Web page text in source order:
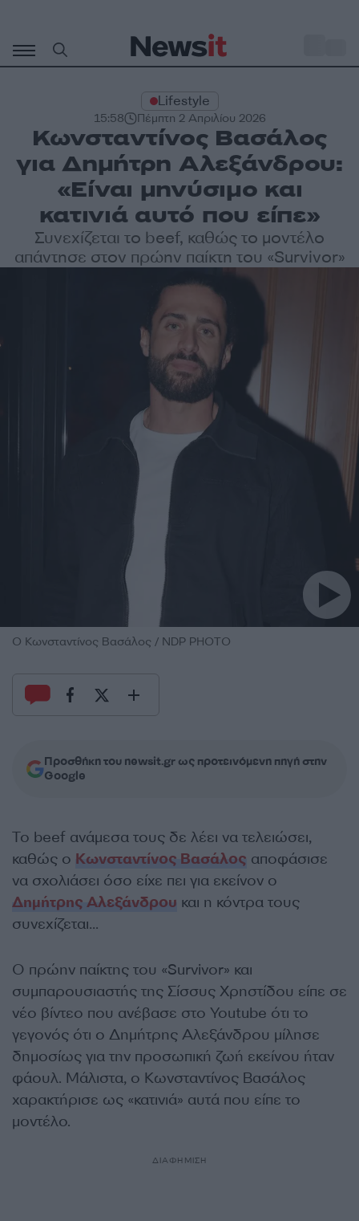
περιεχόμενο
Lifestyle
15:58 Πέμπτη 2 Απριλίου 2026
Κωνσταντίνος Βασάλος
για Δημήτρη Αλεξάνδρου:
«Είναι μηνύσιμο και
κατινιά αυτό που είπε»
Συνεχίζεται το beef, καθώς το μοντέλο
απάντησε στον πρώην παίκτη του «Survivor»
Ο Κωνσταντίνος Βασάλος / NDP PHOTO
Προσθήκη του newsit.gr ως προτεινόμενη πηγή στην
Google
Το beef ανάμεσα τους δε λέει να τελειώσει,
καθώς ο Κωνσταντίνος Βασάλος αποφάσισε
να σχολιάσει όσο είχε πει για εκείνον ο
Δημήτρης Αλεξάνδρου και η κόντρα τους
συνεχίζεται…
Ο πρώην παίκτης του «Survivor» και
συμπαρουσιαστής της Σίσσυς Χρηστίδου είπε σε
νέο βίντεο που ανέβασε στο Youtube ότι το
γεγονός ότι ο Δημήτρης Αλεξάνδρου μίλησε
δημοσίως για την προσωπική ζωή εκείνου ήταν
φάουλ. Μάλιστα, ο Κωνσταντίνος Βασάλος
χαρακτήρισε ως «κατινιά» αυτά που είπε το
μοντέλο.
ΔΙΑΦΗΜΙΣΗ